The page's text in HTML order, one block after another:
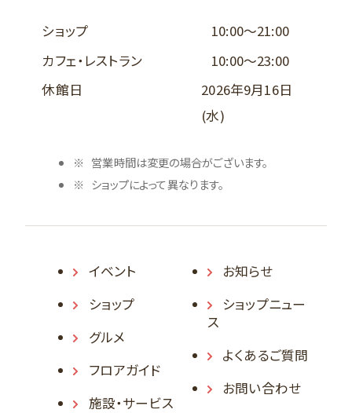
ショップ
10:00～21:00
カフェ・レストラン
10:00～23:00
休館日
2026年9月16日
(水)
営業時間は変更の場合がございます。
ショップによって異なります。
イベント
ショップ
グルメ
フロアガイド
施設・サービス
お知らせ
ショップニュー
ス
よくあるご質問
お問い合わせ